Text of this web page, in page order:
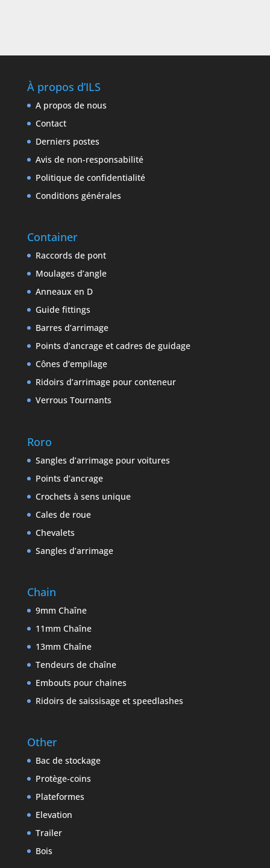
À propos d’ILS
A propos de nous
Contact
Derniers postes
Avis de non-responsabilité
Politique de confidentialité
Conditions générales
Container
Raccords de pont
Moulages d’angle
Anneaux en D
Guide fittings
Barres d’arrimage
Points d’ancrage et cadres de guidage
Cônes d’empilage
Ridoirs d’arrimage pour conteneur
Verrous Tournants
Roro
Sangles d’arrimage pour voitures
Points d’ancrage
Crochets à sens unique
Cales de roue
Chevalets
Sangles d’arrimage
Chain
9mm Chaîne
11mm Chaîne
13mm Chaîne
Tendeurs de chaîne
Embouts pour chaines
Ridoirs de saissisage et speedlashes
Other
Bac de stockage
Protège-coins
Plateformes
Elevation
Trailer
Bois